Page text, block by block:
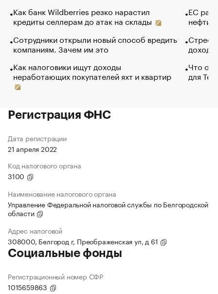
Как банк Wildberries резко нарастил
кредиты селлерам до атак на склады
Сотрудники открыли новый способ вредить
компаниям. Зачем им это
Как налоговики ищут доходы
неработающих покупателей яхт и квартир
ЕС
нефти
Что
для
Регистрация ФНС
Дата регистрации
21 апреля 2022
Код налогового органа
3100
Наименование налогового органа
Управление Федеральной налоговой службы по Белгородской
области
Адрес налоговой
308000, Белгород г, Преображенская ул, д 61
Социальные фонды
Регистрационный номер СФР
1015659863